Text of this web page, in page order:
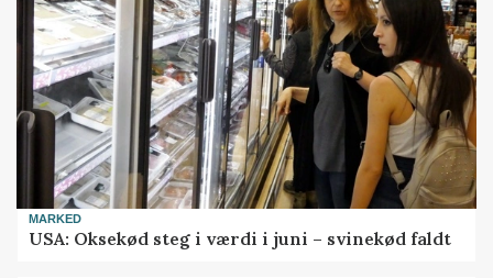
MARKED
USA: Oksekød steg i værdi i juni – svinekød faldt